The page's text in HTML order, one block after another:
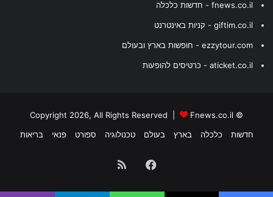
fnews.co.il - חדשות כלכלה
giftim.co.il - קניות באינטרנט
ezzytour.com - חופשות בארץ ובעולם
aticket.co.il - כרטיסים להופעות
© Copyright 2026, All Rights Reserved |
Fnews.co.il
חדשות
כלכלה בארץ בעולם טכנולוגיה ספורט פנאי בריאות
Facebook